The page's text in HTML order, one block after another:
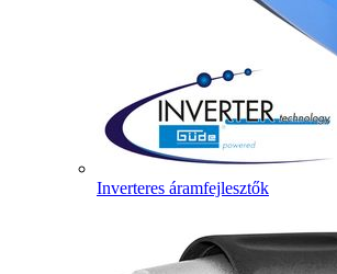
Inverteres áramfejlesztők